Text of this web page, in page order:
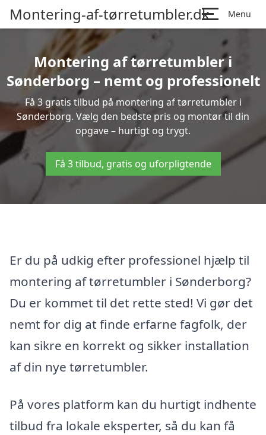
Montering-af-tørretumbler.dk Menu
Montering af tørretumbler i
Sønderborg – nemt og professionelt
Få 3 gratis tilbud på montering af tørretumbler i
Sønderborg. Vælg den bedste pris og montør til din
opgave – hurtigt og trygt.
Få 3 tilbud, gratis og uforpligtende
Er du på udkig efter professionel hjælp til
montering af tørretumbler i Sønderborg?
Du er kommet til det rette sted! Vi gør det
nemt for dig at finde erfarne fagfolk, der
kan sikre en korrekt og sikker installation
af din nye tørretumbler.
På vores platform kan du hurtigt indhente
tilbud fra lokale eksperter, så du kan få